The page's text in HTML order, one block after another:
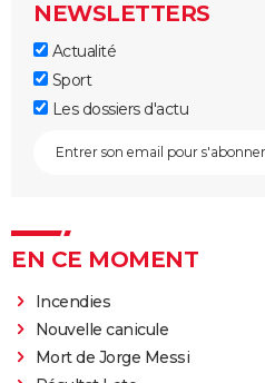
NEWSLETTERS
Actualité
Sport
Les dossiers d'actu
EN CE MOMENT
Incendies
Nouvelle canicule
Mort de Jorge Messi